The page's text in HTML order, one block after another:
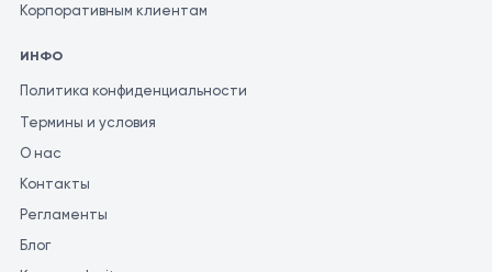
Корпоративным клиентам
ИНФО
Политика конфиденциальности
Термины и условия
О нас
Контакты
Регламенты
Блог